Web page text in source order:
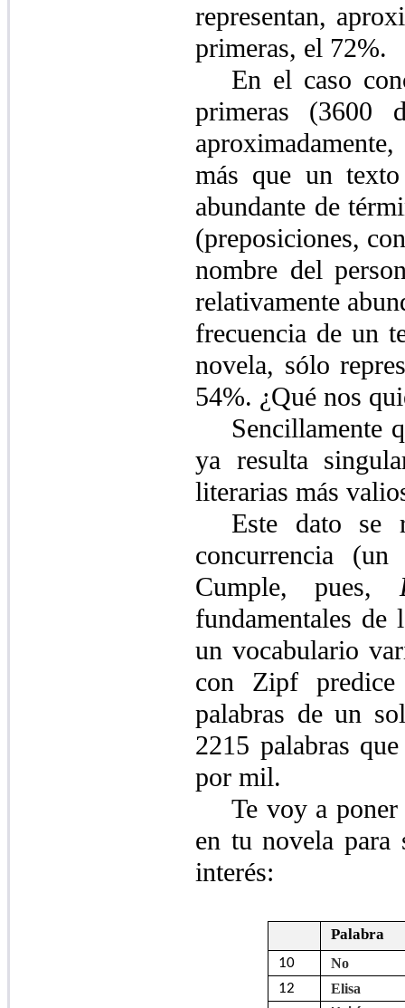
representan,
primeras, el 72%.
En el caso
primeras (3600
más que un
abundante de
(preposiciones,
nombre del
relativamente
frecuencia de un
novela, sólo
54%. ¿Qué nos
Sencillamente
ya resulta
literarias más
Este dato se
concurrencia
Cumple, pues,
fundamentales de
un vocabulario
con Zipf
palabras de un
2215 palabras
por mil.
Te voy a poner
en tu novela para
interés:
Palabra
10
No
12
Elisa